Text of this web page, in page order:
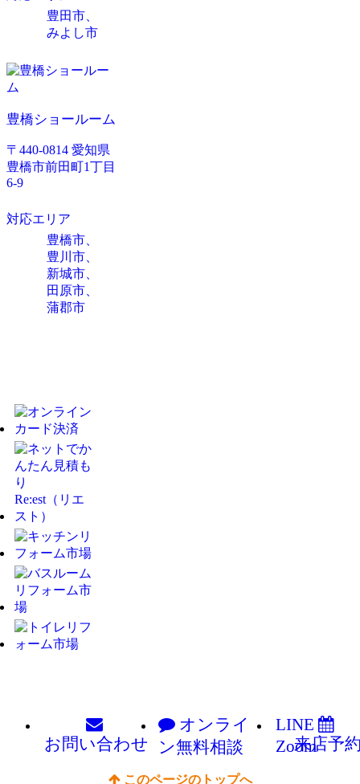
豊田市、
みよし市
豊橋ショールーム
〒440-0814 愛知県
豊橋市前田町1丁目
6-9
対応エリア
豊橋市、
豊川市、
新城市、
田原市、
蒲郡市
お問い合わせ
オンライ
ン無料相談
LINE
Zoom
来店予
このページのトップへ